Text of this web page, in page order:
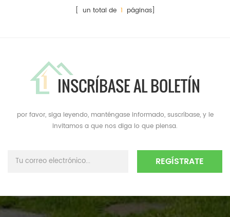
[ un total de 1 páginas]
INSCRÍBASE AL BOLETÍN
por favor, siga leyendo, manténgase informado, suscríbase, y le
invitamos a que nos diga lo que piensa.